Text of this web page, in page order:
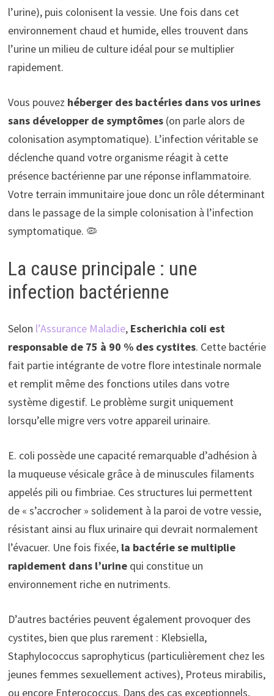
l’urine), puis colonisent la vessie. Une fois dans cet
environnement chaud et humide, elles trouvent dans
l’urine un milieu de culture idéal pour se multiplier
rapidement.
Vous pouvez héberger des bactéries dans vos urines
sans développer de symptômes(on parle alors de
colonisation asymptomatique). L’infection véritable se
déclenche quand votre organisme réagit à cette
présence bactérienne par une réponse inflammatoire.
Votre terrain immunitaire joue donc un rôle déterminant
dans le passage de la simple colonisation à l’infection
symptomatique. 🦠
La cause principale : une
infection bactérienne
Selon l’Assurance Maladie, Escherichia coli est
responsable de 75 à 90 % des cystites. Cette bactérie
fait partie intégrante de votre flore intestinale normale
et remplit même des fonctions utiles dans votre
système digestif. Le problème surgit uniquement
lorsqu’elle migre vers votre appareil urinaire.
E. coli possède une capacité remarquable d’adhésion à
la muqueuse vésicale grâce à de minuscules filaments
appelés pili ou fimbriae. Ces structures lui permettent
de « s’accrocher » solidement à la paroi de votre vessie,
résistant ainsi au flux urinaire qui devrait normalement
l’évacuer. Une fois fixée, la bactérie se multiplie
rapidement dans l’urinequi constitue un
environnement riche en nutriments.
D’autres bactéries peuvent également provoquer des
cystites, bien que plus rarement : Klebsiella,
Staphylococcus saprophyticus (particulièrement chez les
jeunes femmes sexuellement actives), Proteus mirabilis,
ou encore Enterococcus. Dans des cas exceptionnels,